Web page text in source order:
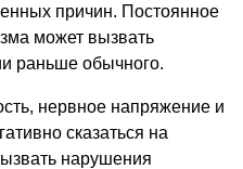
причин. Постоянное
может вызвать
раньше обычного.
нервное напряжение и
сказаться на
нарушения